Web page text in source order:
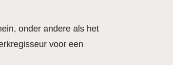
onder andere als het
voor een